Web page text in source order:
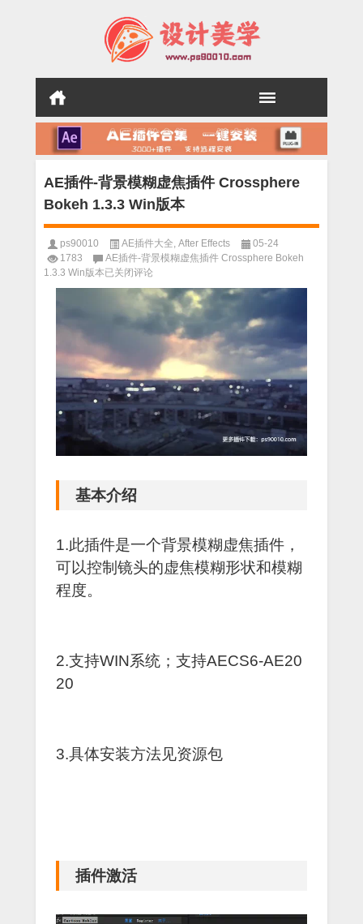
AE插件-背景模糊虚焦插件 Crossphere
Bokeh 1.3.3 Win版本
ps90010 AE插件大全, After Effects
05-24
1783
AE插件-背景模糊虚焦插件 Crossphere Bokeh
1.3.3 Win版本已关闭评论
基本介绍
1.此插件是一个背景模糊虚焦插件，
可以控制镜头的虚焦模糊形状和模糊
程度。
2.支持WIN系统；支持AECS6-AE20
20
3.具体安装方法见资源包
插件激活